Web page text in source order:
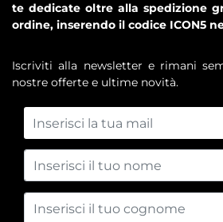
te dedicate oltre alla spedizione
ordine, inserendo il codice ICON5
Iscriviti alla newsletter e rimani
nostre offerte e ultime novità.